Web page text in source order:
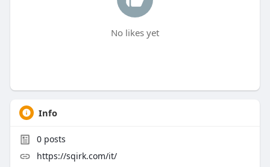
No likes yet
Info
0posts
https://sqirk.com/it/